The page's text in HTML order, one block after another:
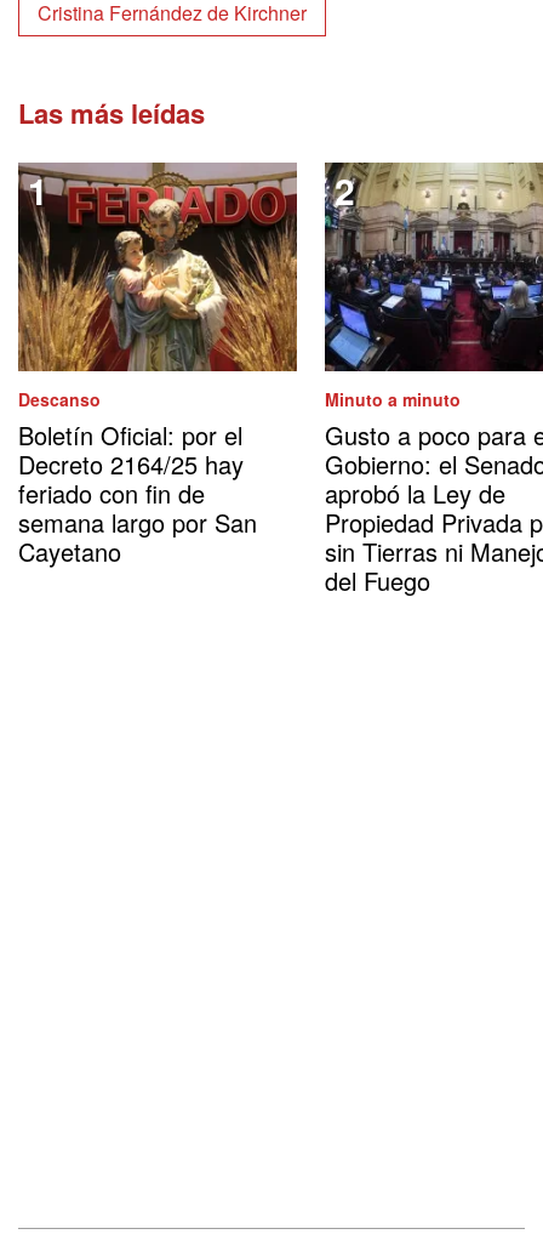
Cristina Fernández de Kirchner
Las más leídas
Descanso
Boletín Oficial: por el
Decreto 2164/25 hay
feriado con fin de
semana largo por San
Cayetano
Minuto a minuto
Gusto a poco para
Gobierno: el
aprobó la Ley de
Propiedad Privada
sin Tierras ni
del Fuego